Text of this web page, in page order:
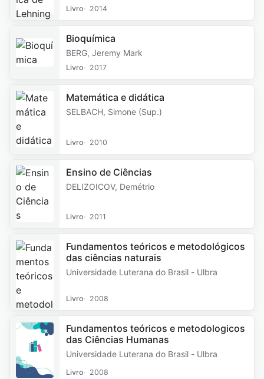
Livro 2014
Bioquímica
BERG, Jeremy Mark
Livro 2017
Matemática e didática
SELBACH, Simone (Sup.)
Livro 2010
Ensino de Ciências
DELIZOICOV, Demétrio
Livro 2011
Fundamentos teóricos e metodológicos
das ciências naturais
Universidade Luterana do Brasil - Ulbra
Livro 2008
Fundamentos teóricos e metodologicos
das Ciências Humanas
Universidade Luterana do Brasil - Ulbra
Livro 2008